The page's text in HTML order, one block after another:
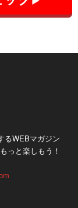
るWEBマガジン
っと楽しもう！